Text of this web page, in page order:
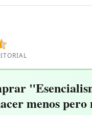
menos